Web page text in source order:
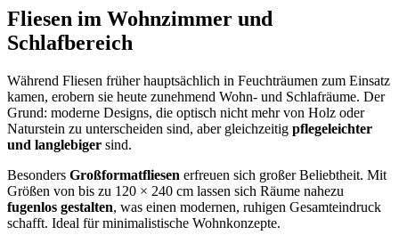
Fliesen im Wohnzimmer und
Schlafbereich
Während Fliesen früher hauptsächlich in Feuchträumen zum Einsatz
kamen, erobern sie heute zunehmend Wohn- und Schlafräume. Der
Grund: moderne Designs, die optisch nicht mehr von Holz oder
Naturstein zu unterscheiden sind, aber gleichzeitig pflegeleichter
und langlebiger sind.
Besonders Großformatfliesen erfreuen sich großer Beliebtheit. Mit
Größen von bis zu 120 × 240 cm lassen sich Räume nahezu
fugenlos gestalten, was einen modernen, ruhigen Gesamteindruck
schafft. Ideal für minimalistische Wohnkonzepte.